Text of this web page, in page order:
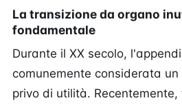
La transizione da organo
fondamentale
Durante il XX secolo,
comunemente considerata
privo di utilità.